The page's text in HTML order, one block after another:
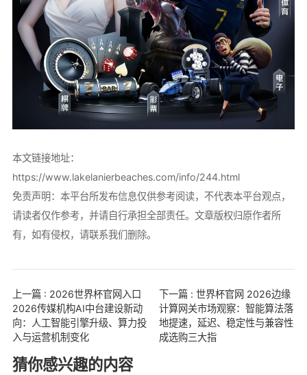
本文链接地址：
https://www.lakelanierbeaches.com/info/244.html
免责声明：本平台所发布信息仅供参考阅读，不代表本平台观点，
请读者仅作参考，并请自行承担全部责任。文章版权归原作者所
有，如有侵权，请联系我们删除。
上一篇 : 2026世界杯官网入口
2026传媒机构AI中台建设新动
向：人工智能引擎升级、算力投
入与运营机制变化
下一篇 : 世界杯官网 2026边缘
计算网关市场观察：智能算法落
地提速，延迟、稳定性与兼容性
成选购三大指
猜你感兴趣的内容